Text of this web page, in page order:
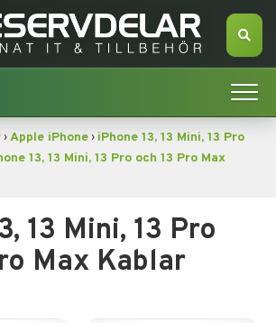
›Apple iPhone› iPhone 13, 13 Mini, 13 Pro
13, 13 Mini, 13 Pro och 13 Pro Max
13 Mini, 13 Pro
Max Kablar